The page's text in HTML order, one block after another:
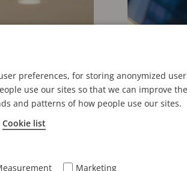
preferences, for storing anonymized
use our sites so that we can improve
and patterns of how people use our sites.
Cookie list
Marketing